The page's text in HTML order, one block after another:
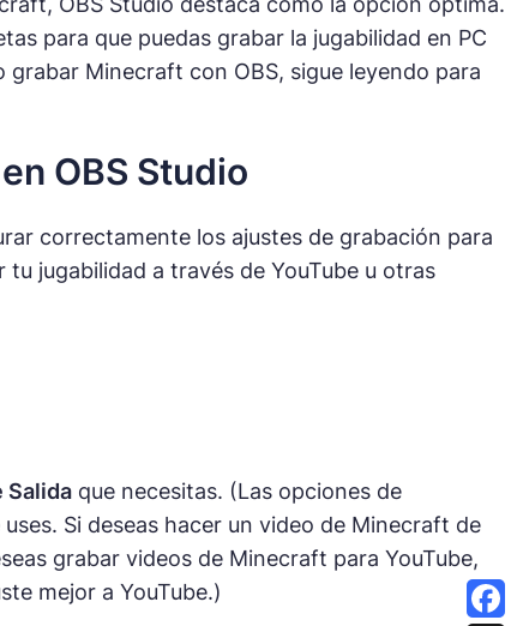
para que puedas grabar la jugabilidad en PC
Minecraft con OBS, sigue leyendo para
OBS Studio
correctamente los ajustes de grabación para
jugabilidad a través de YouTube u otras
Salidaque necesitas. (Las opciones de
Si deseas hacer un video de Minecraft de
grabar videos de Minecraft para YouTube,
mejor a YouTube.)